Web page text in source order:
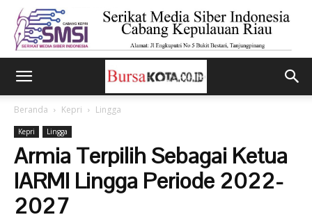
Beranda Kepri Lingga
Kepri Lingga
Armia Terpilih Sebagai Ketua
IARMI Lingga Periode 2022-
2027